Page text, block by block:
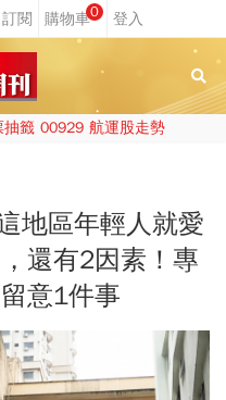
0
抽籤 00929 航運股走勢
地區年輕人就愛
還有2因素！專
意1件事